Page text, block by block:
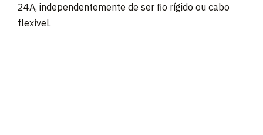
24A, independentemente de ser fio rígido ou cabo
flexível.